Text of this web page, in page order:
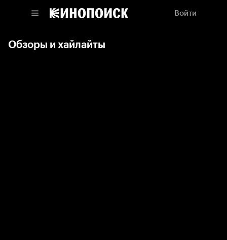
Войти
Обзоры и хайлайты